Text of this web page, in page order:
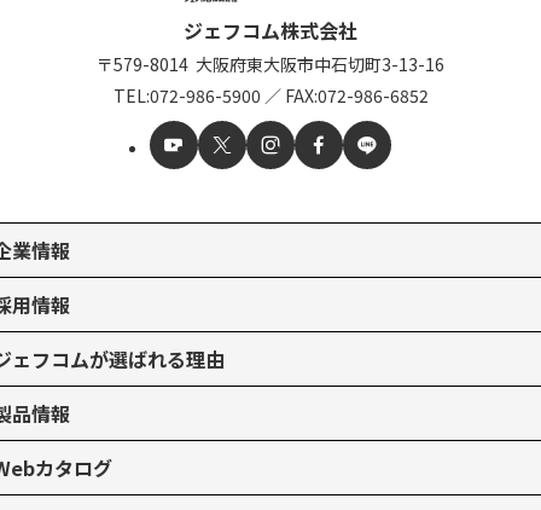
ジェフコム株式会社
〒579-8014 大阪府東大阪市中石切町3-13-16
TEL:072-986-5900 ／ FAX:072-986-6852
業情報
用情報
ェフコムが選ばれる理由
品情報
カタログ